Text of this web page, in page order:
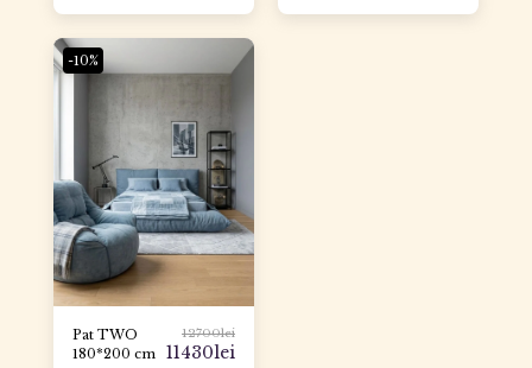
-10%
Pat TWO
180*200 cm
12700lei
11430lei